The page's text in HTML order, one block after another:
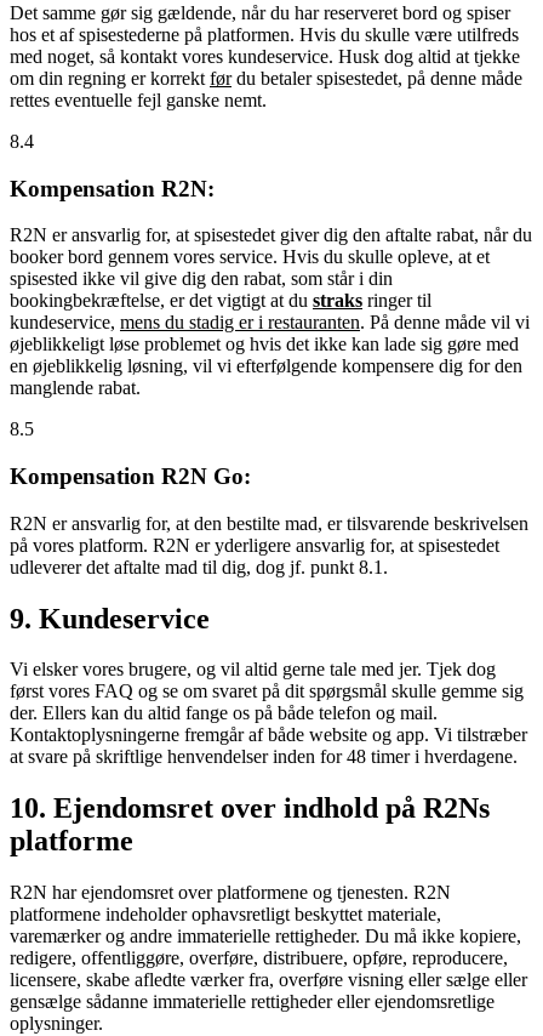
Det samme gør sig gældende, når du har reserveret bord og spiser
hos et af spisestederne på platformen. Hvis du skulle være utilfreds
med noget, så kontakt vores kundeservice. Husk dog altid at tjekke
om din regning er korrekt førdu betaler spisestedet, på denne måde
rettes eventuelle fejl ganske nemt.
8.4
Kompensation R2N:
R2N er ansvarlig for, at spisestedet giver dig den aftalte rabat, når du
booker bord gennem vores service. Hvis du skulle opleve, at et
spisested ikke vil give dig den rabat, som står i din
bookingbekræftelse, er det vigtigt at du straks ringer til
kundeservice, mens du stadig er i restauranten. På denne måde vil vi
øjeblikkeligt løse problemet og hvis det ikke kan lade sig gøre med
en øjeblikkelig løsning, vil vi efterfølgende kompensere dig for den
manglende rabat.
8.5
Kompensation R2N Go:
R2N er ansvarlig for, at den bestilte mad, er tilsvarende beskrivelsen
på vores platform. R2N er yderligere ansvarlig for, at spisestedet
udleverer det aftalte mad til dig, dog jf. punkt 8.1.
9. Kundeservice
Vi elsker vores brugere, og vil altid gerne tale med jer. Tjek dog
først vores FAQ og se om svaret på dit spørgsmål skulle gemme sig
der. Ellers kan du altid fange os på både telefon og mail.
Kontaktoplysningerne fremgår af både website og app. Vi tilstræber
at svare på skriftlige henvendelser inden for 48 timer i hverdagene.
10. Ejendomsret over indhold på R2Ns
platforme
R2N har ejendomsret over platformene og tjenesten. R2N
platformene indeholder ophavsretligt beskyttet materiale,
varemærker og andre immaterielle rettigheder. Du må ikke kopiere,
redigere, offentliggøre, overføre, distribuere, opføre, reproducere,
licensere, skabe afledte værker fra, overføre visning eller sælge eller
gensælge sådanne immaterielle rettigheder eller ejendomsretlige
oplysninger.